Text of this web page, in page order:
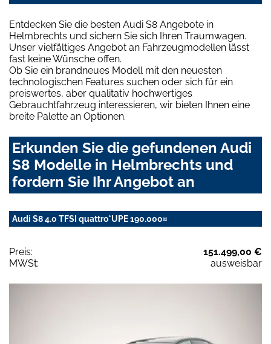
Entdecken Sie die besten Audi S8 Angebote in
Helmbrechts und sichern Sie sich Ihren Traumwagen.
Unser vielfältiges Angebot an Fahrzeugmodellen lässt
fast keine Wünsche offen.
Ob Sie ein brandneues Modell mit den neuesten
technologischen Features suchen oder sich für ein
preiswertes, aber qualitativ hochwertiges
Gebrauchtfahrzeug interessieren, wir bieten Ihnen eine
breite Palette an Optionen.
Erkunden Sie die gefundenen Audi
S8 Modelle in Helmbrechts und
fordern Sie Ihr Angebot an
Audi S8 4.0 TFSI quattro*UPE 190.000¤
Preis:
151.499,00 €
MWSt:
ausweisbar